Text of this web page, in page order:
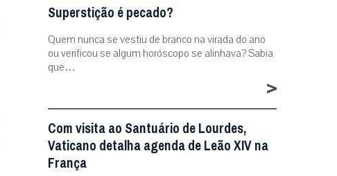
Superstição é pecado?
Quem nunca se vestiu de branco na virada do ano
ou verificou se algum horóscopo se alinhava? Sabia
que…
>
Com visita ao Santuário de Lourdes,
Vaticano detalha agenda de Leão XIV na
França